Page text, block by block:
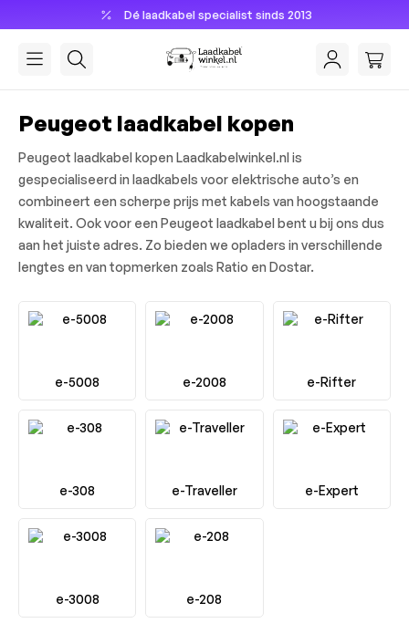
Dé laadkabel specialist sinds 2013
Peugeot laadkabel kopen
Peugeot laadkabel kopen Laadkabelwinkel.nl is
gespecialiseerd in laadkabels voor elektrische auto’s en
combineert een scherpe prijs met kabels van hoogstaande
kwaliteit. Ook voor een Peugeot laadkabel bent u bij ons dus
aan het juiste adres. Zo bieden we opladers in verschillende
lengtes en van topmerken zoals Ratio en Dostar.
e-5008 e-2008 e-Rifter
e-308 e-Traveller e-Expert
e-3008 e-208